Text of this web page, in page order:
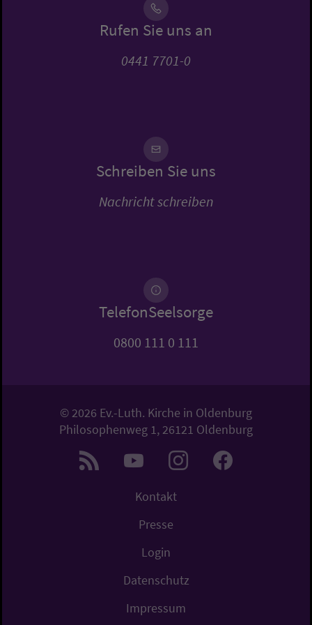
Rufen Sie uns an
0441 7701-0
Schreiben Sie uns
Nachricht schreiben
TelefonSeelsorge
0800 111 0 111
© 2026 Ev.-Luth. Kirche in Oldenburg
Philosophenweg 1, 26121 Oldenburg
Kontakt
Presse
Login
Datenschutz
Impressum